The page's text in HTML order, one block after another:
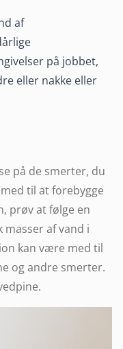
af
på jobbet,
eller nakke eller
på de smerter, du
til at forebygge
prøv at følge en
af vand i
kan være med til
og andre smerter.